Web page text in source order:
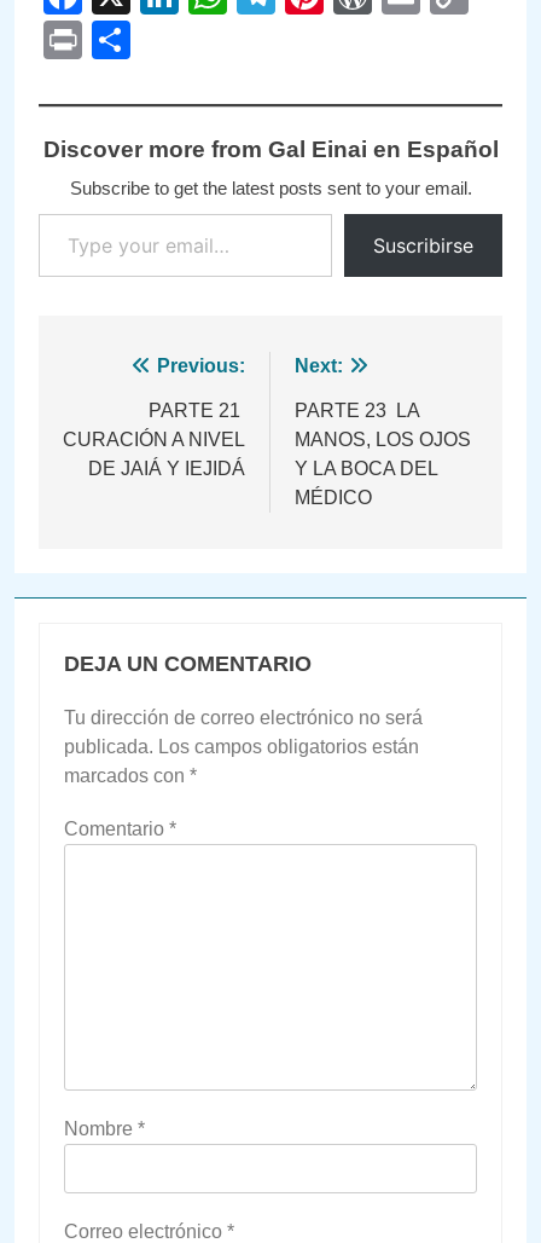
Print
Discover more from Gal Einai en Español
Subscribe to get the latest posts sent to your email.
Type your email…
Suscribirse
Navegación
entradas
Previous:
PARTE 21
CURACIÓN A NIVEL
DE JAIÁ Y IEJIDÁ
Next:
PARTE 23 LA
MANOS, LOS OJOS
Y LA BOCA DEL
MÉDICO
DEJA UN COMENTARIO
Tu dirección de correo electrónico no será
publicada. Los campos obligatorios están
marcados con *
Comentario *
Nombre *
Correo electrónico *